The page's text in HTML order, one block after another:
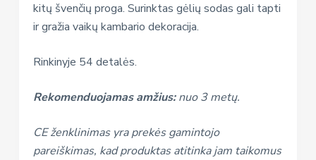
kitų švenčių proga. Surinktas gėlių sodas gali tapti
ir gražia vaikų kambario dekoracija.
Rinkinyje 54 detalės.
Rekomenduojamas amžius:nuo 3 metų.
CE ženklinimas yra prekės gamintojo
pareiškimas, kad produktas atitinka jam taikomus